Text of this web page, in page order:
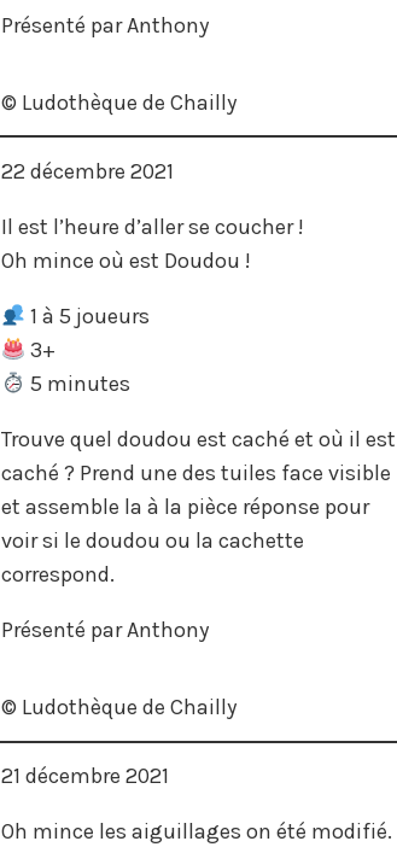
Présenté par Anthony
© Ludothèque de Chailly
22 décembre 2021
Il est l’heure d’aller se coucher !
Oh mince où est Doudou !
1 à 5 joueurs
3+
5 minutes
Trouve quel doudou est caché et où il est
caché ? Prend une des tuiles face visible
et assemble la à la pièce réponse pour
voir si le doudou ou la cachette
correspond.
Présenté par Anthony
© Ludothèque de Chailly
21 décembre 2021
Oh mince les aiguillages on été modifié.